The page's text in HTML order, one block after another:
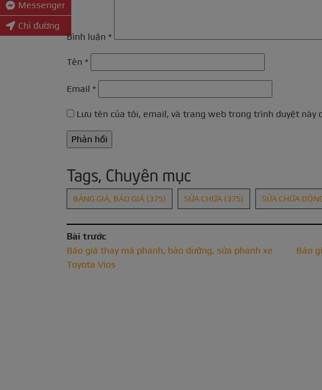
Bình luận *
Tên *
Email *
Lưu tên của tôi, email, và trang web trong trình duyệt này
Tags, Chuyên mục
BẢNG GIÁ, BÁO GIÁ (375) SỬA CHỮA (375) SỬA CHỮA
Bài trước
Báo giá thay má phanh, bảo dưỡng, sửa phanh xe
Toyota Vios
Báo
Messenger
Chỉ đường